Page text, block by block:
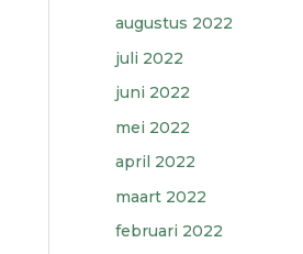
augustus 2022
juli 2022
juni 2022
mei 2022
april 2022
maart 2022
februari 2022